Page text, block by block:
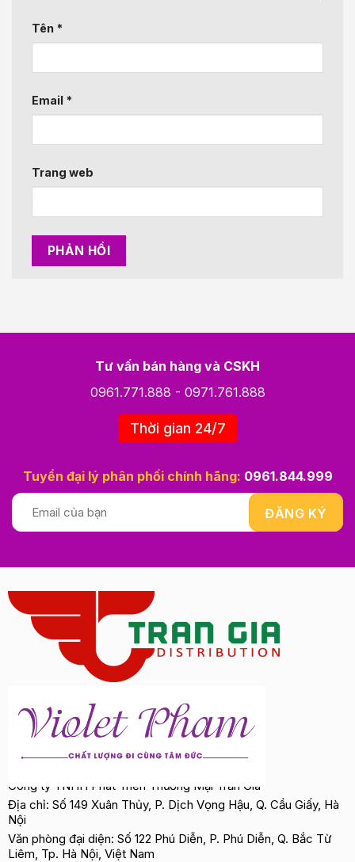
Tên *
Email *
Trang web
Tư vấn bán hàng và CSKH
0961.771.888 - 0971.761.888
Thời gian 24/7
Tuyển đại lý phân phối chính hãng: 0961.844.999
Công ty TNHH Phát Triển Thương Mại Trần Gia
Địa chỉ: Số 149 Xuân Thủy, P. Dịch Vọng Hậu, Q. Cầu Giấy, Hà
Nội
Văn phòng đại diện: Số 122 Phú Diễn, P. Phú Diễn, Q. Bắc Từ
Liêm, Tp. Hà Nội, Việt Nam